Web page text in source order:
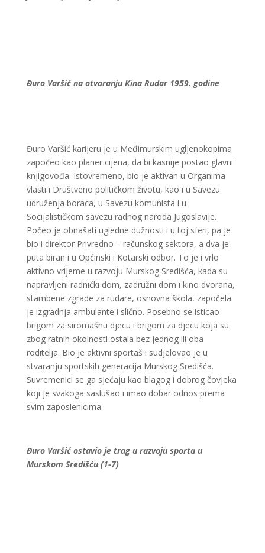
Đuro Varšić na otvaranju Kina Rudar 1959. godine
Đuro Varšić karijeru je u Međimurskim ugljenokopima
započeo kao planer cijena, da bi kasnije postao glavni
knjigovođa. Istovremeno, bio je aktivan u Organima
vlasti i Društveno političkom životu, kao i u Savezu
udruženja boraca, u Savezu komunista i u
Socijalističkom savezu radnog naroda Jugoslavije.
Počeo je obnašati ugledne dužnosti i u toj sferi, pa je
bio i direktor Privredno – računskog sektora, a dva je
puta biran i u Općinski i Kotarski odbor. To je i vrlo
aktivno vrijeme u razvoju Murskog Središća, kada su
napravljeni radnički dom, zadružni dom i kino dvorana,
stambene zgrade za rudare, osnovna škola, započela
je izgradnja ambulante i slično. Posebno se isticao
brigom za siromašnu djecu i brigom za djecu koja su
zbog ratnih okolnosti ostala bez jednog ili oba
roditelja. Bio je aktivni sportaš i sudjelovao je u
stvaranju sportskih generacija Murskog Središća.
Suvremenici se ga sjećaju kao blagog i dobrog čovjeka
koji je svakoga saslušao i imao dobar odnos prema
svim zaposlenicima.
Đuro Varšić ostavio je trag u razvoju sporta u
Murskom Središću (1-7)